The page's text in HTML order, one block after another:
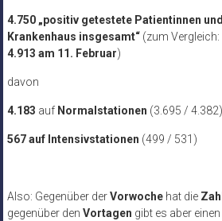
4.750 „positiv getestete Patientinnen
Krankenhaus insgesamt“(zum Vergleich:
4.913 am 11. Februar)
davon
4.183 auf Normalstationen (3.695 / 4.382)
567 auf Intensivstationen (499 / 531)
Also: Gegenüber derVorwochehat die
gegenüber den Vortagen gibt es aber einen